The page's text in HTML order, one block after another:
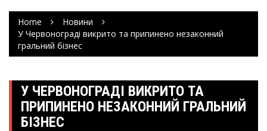
Home
Новини
У Червонограді викрито та припинено незаконний
гральний бізнес
У ЧЕРВОНОГРАДІ ВИКРИТО ТА
ПРИПИНЕНО НЕЗАКОННИЙ ГРАЛЬНИЙ
БІЗНЕС